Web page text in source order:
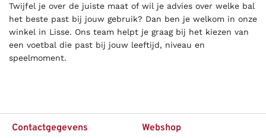
Twijfel je over de juiste maat of wil je advies over welke bal
het beste past bij jouw gebruik? Dan ben je welkom in onze
winkel in Lisse. Ons team helpt je graag bij het kiezen van
een voetbal die past bij jouw leeftijd, niveau en
speelmoment.
Contactgegevens Webshop